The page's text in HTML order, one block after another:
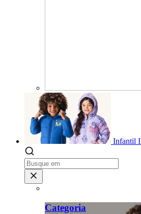
Infantil
Categoria